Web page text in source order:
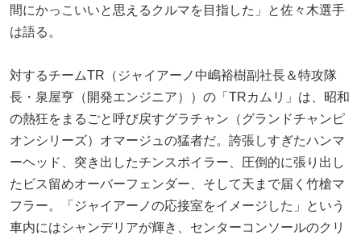
間にかっこいいと思えるクルマを目指した」と佐々木選手
は語る。
対するチームTR（ジャイアーノ中嶋裕樹副社長＆特攻隊
長・泉屋亨（開発エンジニア））の「TRカムリ」は、昭和
の熱狂をまるごと呼び戻すグラチャン（グランドチャンピ
オンシリーズ）オマージュの猛者だ。誇張しすぎたハンマ
ーヘッド、突き出したチンスポイラー、圧倒的に張り出し
たビス留めオーバーフェンダー、そして天まで届く竹槍マ
フラー。「ジャイアーノの応接室をイメージした」という
車内にはシャンデリアが輝き、センターコンソールのクリ